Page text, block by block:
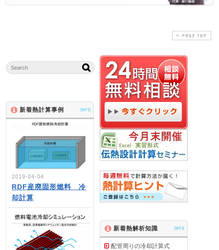
PAGE TOP
新着熱計算事例 INFO
2019-04-04
RDF産廃固形燃料 冷
却計算
新着熱解析知識 INFO
配管周りの冷却計算式